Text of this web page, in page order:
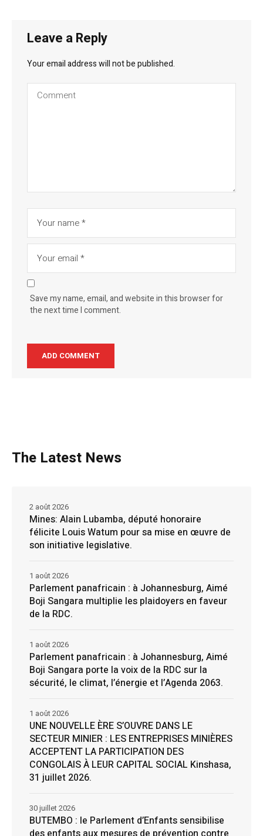
Leave a Reply
Your email address will not be published.
Save my name, email, and website in this browser for
the next time I comment.
The Latest News
Mines: Alain Lubamba, député honoraire
félicite Louis Watum pour sa mise en œuvre de
son initiative legislative.
2 août 2026
Parlement panafricain : à Johannesburg, Aimé
Boji Sangara multiplie les plaidoyers en faveur
de la RDC.
1 août 2026
Parlement panafricain : à Johannesburg, Aimé
Boji Sangara porte la voix de la RDC sur la
sécurité, le climat, l’énergie et l’Agenda 2063.
1 août 2026
UNE NOUVELLE ÈRE S’OUVRE DANS LE
SECTEUR MINIER : LES ENTREPRISES MINIÈRES
ACCEPTENT LA PARTICIPATION DES
CONGOLAIS À LEUR CAPITAL SOCIAL Kinshasa,
31 juillet 2026.
1 août 2026
BUTEMBO : le Parlement d’Enfants sensibilise
30 juillet 2026